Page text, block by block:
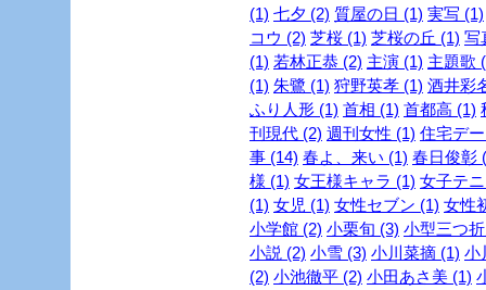
(1) 七夕 (2) 質屋の日 (1) 実写 (1)
コウ (2) 芝桜 (1) 芝桜の丘 (1) 写
(1) 若林正恭 (2) 主演 (1) 主題歌
(1) 朱鷺 (1) 狩野英孝 (1) 酒井彩
ふり人形 (1) 首相 (1) 首都高 (1)
刊現代 (2) 週刊女性 (1) 住宅デ
事 (14) 春よ、来い (1) 春日俊彰
様 (1) 女王様キャラ (1) 女子テ
(1) 女児 (1) 女性セブン (1) 女性
小学館 (2) 小栗旬 (3) 小型三つ
小説 (2) 小雪 (3) 小川菜摘 (1) 小
(2) 小池徹平 (2) 小田あさ美 (1)